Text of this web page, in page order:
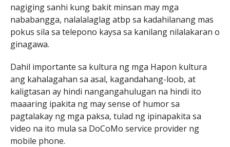
nagiging sanhi kung bakit minsan may mga
nababangga, nalalalaglag atbp sa kadahilanang mas
pokus sila sa telepono kaysa sa kanilang nilalakaran o
ginagawa.
Dahil importante sa kultura ng mga Hapon kultura
ang kahalagahan sa asal, kagandahang-loob, at
kaligtasan ay hindi nangangahulugan na hindi ito
maaaring ipakita ng may sense of humor sa
pagtalakay ng mga paksa, tulad ng ipinapakita sa
video na ito mula sa DoCoMo service provider ng
mobile phone.